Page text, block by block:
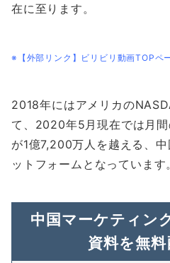
在に至ります。
※【外部リンク】ビリビリ動画TOPペ
2018年にはアメリカの
て、2020年5月現在では月
が1億7,200万人を越える、
ットフォームとなっています
中国マーケティン
資料を無料